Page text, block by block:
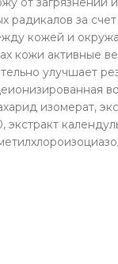
радикалов за
кожей и
кожи активные
улучшает
изомерат,
экстракт